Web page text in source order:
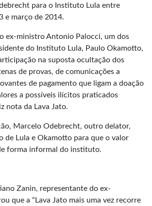
para o Instituto Lula entre
e março de 2014.
o ex-ministro Antonio Palocci, um dos
do Instituto Lula, Paulo Okamotto,
na suposta ocultação dos
de provas, de comunicações a
de pagamento que ligam a doação
a possíveis ilícitos praticados
nota da Lava Jato.
Marcelo Odebrecht, outro delator,
de Lula e Okamotto para que o valor
forma informal do instituto.
Zanin, representante do ex-
que a “Lava Jato mais uma vez recorre